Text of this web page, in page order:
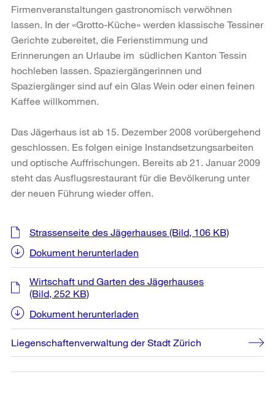
Firmenveranstaltungen gastronomisch verwöhnen
lassen. In der «Grotto-Küche» werden klassische Tessiner
Gerichte zubereitet, die Ferienstimmung und
Erinnerungen an Urlaube im südlichen Kanton Tessin
hochleben lassen. Spaziergängerinnen und
Spaziergänger sind auf ein Glas Wein oder einen feinen
Kaffee willkommen.
Das Jägerhaus ist ab 15. Dezember 2008 vorübergehend
geschlossen. Es folgen einige Instandsetzungsarbeiten
und optische Auffrischungen. Bereits ab 21. Januar 2009
steht das Ausflugsrestaurant für die Bevölkerung unter
der neuen Führung wieder offen.
Weitere
Informationen
Strassenseite des Jägerhauses (Bild, 106 KB)
Dokument herunterladen
Wirtschaft und Garten des Jägerhauses
(Bild, 252 KB)
Dokument herunterladen
Liegenschaftenverwaltung der Stadt Zürich